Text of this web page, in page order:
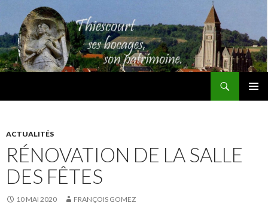
ACTUALITÉS
RÉNOVATION DE LA SALLE
DES FÊTES
10 MAI 2020 FRANÇOIS GOMEZ